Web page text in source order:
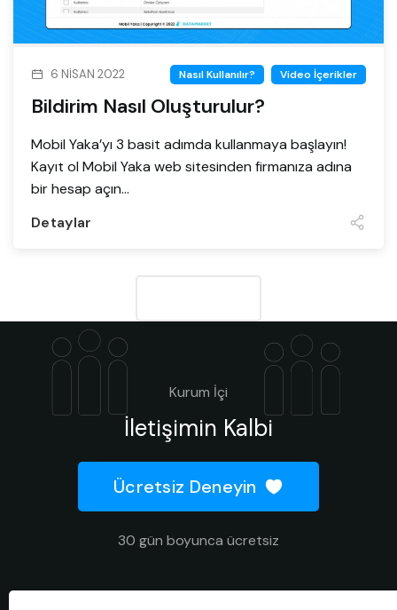
6 NISAN 2022 Nasıl Kullanılır? Video İçerikler
Bildirim Nasıl Oluşturulur?
Mobil Yaka’yı 3 basit adımda kullanmaya başlayın!
Kayıt ol Mobil Yaka web sitesinden firmanıza adına
bir hesap açın...
Detaylar
Kurum İçi
İletişimin Kalbi
Ücretsiz Deneyin
30 gün boyunca ücretsiz